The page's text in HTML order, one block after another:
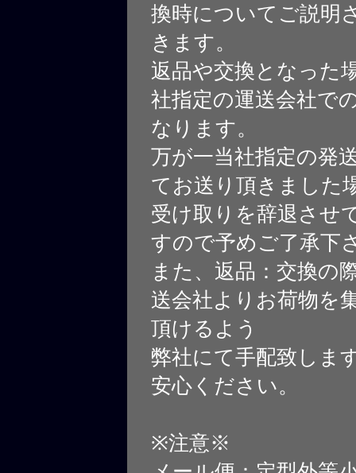
換時についてご説明
きます。
返品や交換となった
社指定の運送会社で
なります。
万が一当社指定の発
てお送り頂きました
受け取りを辞退させ
すので予めご了承下
また、返品：交換の
送会社よりお荷物を
頂けるよう
弊社にて手配致しま
安心ください。
※注意※